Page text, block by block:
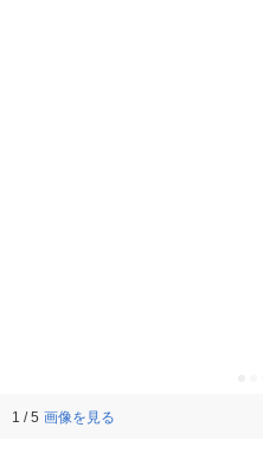
1 / 5 画像を見る